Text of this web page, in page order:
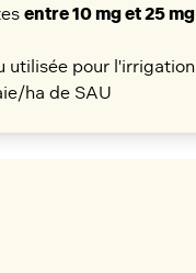
entre 10 mg et 25 mg
utilisée pour l'irrigation
ha de SAU